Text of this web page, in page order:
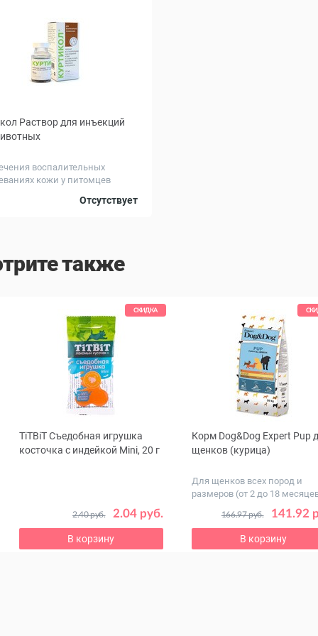
Раствор для инъекций
воспалительных
кожи у питомцев
Отсутствует
10
также
СКИДКА
TiTBiT Съедобная игрушка
косточка с индейкой Mini, 20 г
2.04 руб.
2.40 руб.
В корзину
Корм Dog&Dog Expert Pup
щенков (курица)
Для щенков всех пород и
размеров (от 2 до 18
141.92
166.97 руб.
В корзину